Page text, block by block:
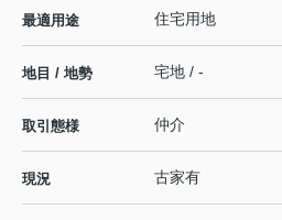
最適用途 住宅用地
地目 / 地勢 宅地 / -
取引態様 仲介
現況 古家有